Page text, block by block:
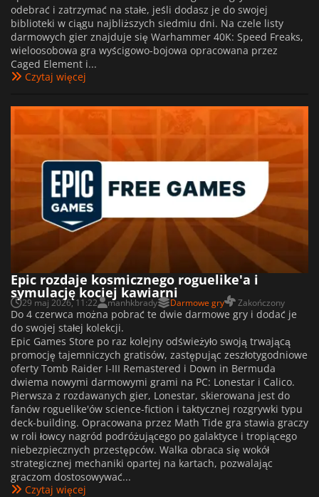
odebrać i zatrzymać na stałe, jeśli dodasz je do swojej
biblioteki w ciągu najbliższych siedmiu dni. Na czele listy
darmowych gier znajduje się Warhammer 40K: Speed Freaks,
wieloosobowa gra wyścigowo-bojowa opracowana przez
Caged Element i...
Czytaj więcej
Epic rozdaje kosmicznego roguelike'a i
symulację kociej kawiarni
29 maj 2026, 11:22 manhkbrady Darmowe gry Zakończony
Do 4 czerwca można pobrać te dwie darmowe gry i dodać je
do swojej stałej kolekcji.
Epic Games Store po raz kolejny odświeżyło swoją trwającą
promocję tajemniczych gratisów, zastępując zeszłotygodniowe
oferty Tomb Raider I-III Remastered i Down in Bermuda
dwiema nowymi darmowymi grami na PC: Lonestar i Calico.
Pierwsza z rozdawanych gier, Lonestar, skierowana jest do
fanów roguelike'ów science-fiction i taktycznej rozgrywki typu
deck-building. Opracowana przez Math Tide gra stawia graczy
w roli łowcy nagród podróżującego po galaktyce i tropiącego
niebezpiecznych przestępców. Walka obraca się wokół
strategicznej mechaniki opartej na kartach, pozwalając
graczom dostosowywać...
Czytaj więcej